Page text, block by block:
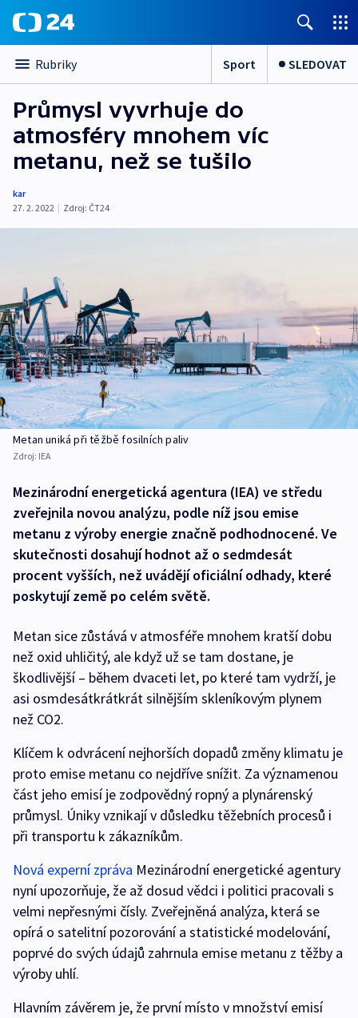
Rubriky Sport SLEDOVAT
Průmysl vyvrhuje do
atmosféry mnohem víc
metanu, než se tušilo
kar
27. 2. 2022 | Zdroj: ČT24
Metan uniká při těžbě fosilních paliv
Zdroj: IEA
Mezinárodní energetická agentura (IEA) ve středu
zveřejnila novou analýzu, podle níž jsou emise
metanu z výroby energie značně podhodnocené. Ve
skutečnosti dosahují hodnot až o sedmdesát
procent vyšších, než uvádějí oficiální odhady, které
poskytují země po celém světě.
Metan sice zůstává v atmosféře mnohem kratší dobu
než oxid uhličitý, ale když už se tam dostane, je
škodlivější – během dvaceti let, po které tam vydrží, je
asi osmdesátkrátkrát silnějším skleníkovým plynem
než CO2.
Klíčem k odvrácení nejhorších dopadů změny klimatu je
proto emise metanu co nejdříve snížit. Za významenou
část jeho emisí je zodpovědný ropný a plynárenský
průmysl. Úniky vznikají v důsledku těžebních procesů i
při transportu k zákazníkům.
Nová experní zpráva Mezinárodní energetické agentury
nyní upozorňuje, že až dosud vědci i politici pracovali s
velmi nepřesnými čísly. Zveřejněná analýza, která se
opírá o satelitní pozorování a statistické modelování,
poprvé do svých údajů zahrnula emise metanu z těžby a
výroby uhlí.
Hlavním závěrem je, že první místo v množství emisí